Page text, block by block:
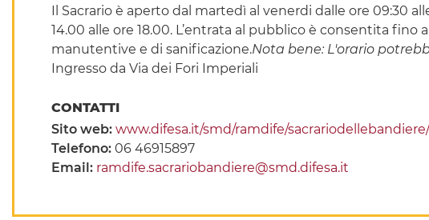
Il Sacrario è aperto dal martedì al venerdi dalle ore 09:30
14.00 alle ore 18.00. ​L’entrata al pubblico è consentita
manutentive e di sanificazione.Nota bene: L'orario
Ingresso da Via dei Fori Imperiali
CONTATTI
Sito web: www.difesa.it/smd/ramdife/
Telefono: 06 46915897
Email: ramdife.sacrariobandiere@smd.difesa.it